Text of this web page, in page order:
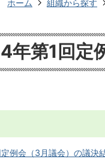
ホーム 組織から探す
年第1回定
例会（3月議会）の議決